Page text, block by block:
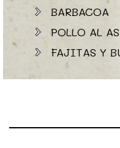
BARBACOA
POLLO AL
FAJITAS Y